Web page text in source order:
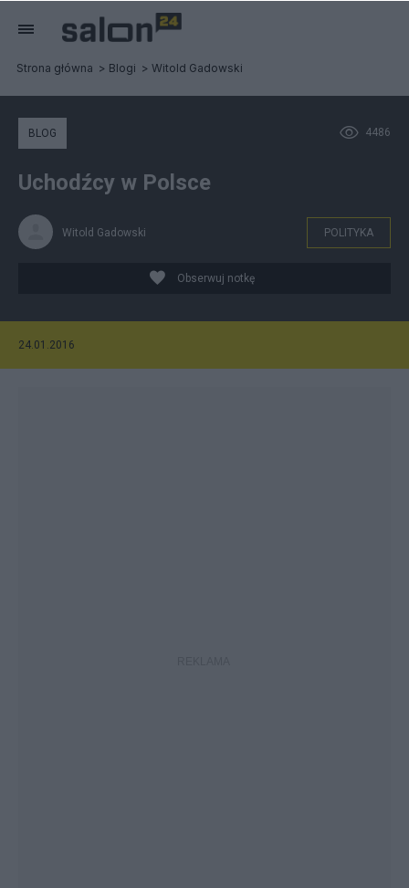
Strona główna Blogi Witold Gadowski
4486
BLOG
Uchodźcy w Polsce
Witold Gadowski POLITYKA
Obserwuj notkę
24.01.2016